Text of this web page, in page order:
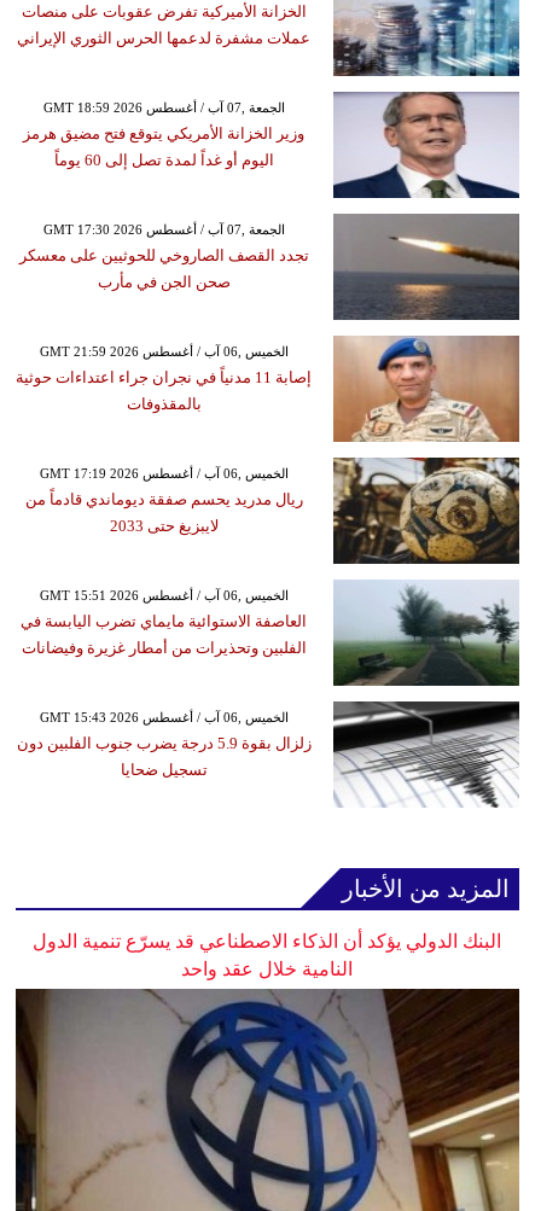
الخزانة الأميركية تفرض عقوبات على منصات
عملات مشفرة لدعمها الحرس الثوري الإيراني
GMT 18:59 2026 الجمعة ,07 آب / أغسطس
وزير الخزانة الأمريكي يتوقع فتح مضيق هرمز
اليوم أو غداً لمدة تصل إلى 60 يوماً
GMT 17:30 2026 الجمعة ,07 آب / أغسطس
تجدد القصف الصاروخي للحوثيين على معسكر
صحن الجن في مأرب
GMT 21:59 2026 الخميس ,06 آب / أغسطس
إصابة 11 مدنياً في نجران جراء اعتداءات حوثية
بالمقذوفات
GMT 17:19 2026 الخميس ,06 آب / أغسطس
ريال مدريد يحسم صفقة ديوماندي قادماً من
لايبزيغ حتى 2033
GMT 15:51 2026 الخميس ,06 آب / أغسطس
العاصفة الاستوائية مايماي تضرب اليابسة في
الفلبين وتحذيرات من أمطار غزيرة وفيضانات
GMT 15:43 2026 الخميس ,06 آب / أغسطس
زلزال بقوة 5.9 درجة يضرب جنوب الفلبين دون
تسجيل ضحايا
المزيد من الأخبار
البنك الدولي يؤكد أن الذكاء الاصطناعي قد يسرّع تنمية الدول
النامية خلال عقد واحد